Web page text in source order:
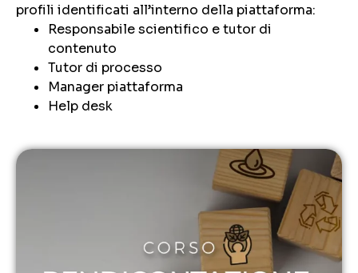
profili identificati all’interno della piattaforma:
Responsabile scientifico e tutor di
contenuto
Tutor di processo
Manager piattaforma
Help desk